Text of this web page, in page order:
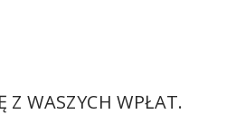
Z WASZYCH WPŁAT.